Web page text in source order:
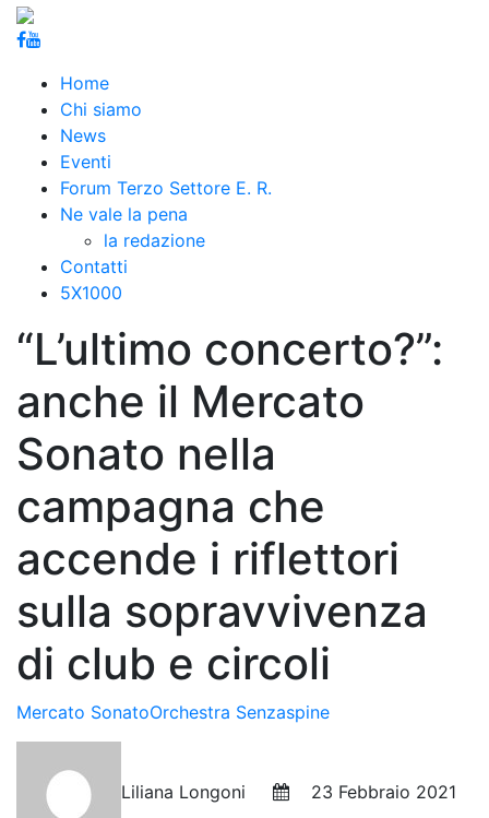
Home
Chi siamo
News
Eventi
Forum Terzo Settore E. R.
Ne vale la pena
la redazione
Contatti
5X1000
“L’ultimo concerto?”:
anche il Mercato
Sonato nella
campagna che
accende i riflettori
sulla sopravvivenza
di club e circoli
Mercato SonatoOrchestra Senzaspine
Liliana Longoni 23 Febbraio 2021